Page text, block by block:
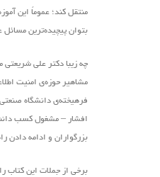
منتقل کند؛ عموماً این
بتوان پیچیده‌ترین مسائل
چه زیبا دکتر علی
مشاهیر حوزه‌ی امنیت
فرهیخته‌ی دانشگاه
افشار – مشغول کسب دانش
بزرگواران و ادامه دادن
برخی از جملات این کتاب